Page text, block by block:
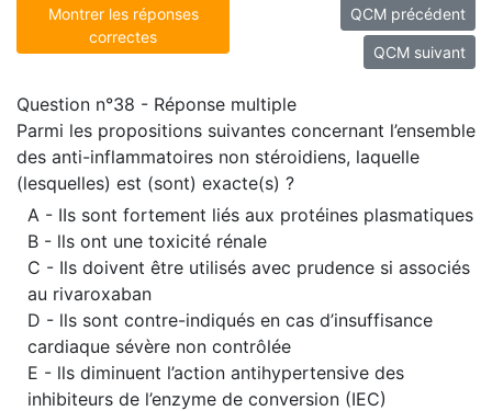
Montrer les réponses
correctes
QCM précédent
QCM suivant
Question n°38 - Réponse multiple
Parmi les propositions suivantes concernant l’ensemble
des anti-inflammatoires non stéroidiens, laquelle
(lesquelles) est (sont) exacte(s) ?
A - IIs sont fortement liés aux protéines plasmatiques
B - lls ont une toxicité rénale
C - Ils doivent être utilisés avec prudence si associés
au rivaroxaban
D - lls sont contre-indiqués en cas d’insuffisance
cardiaque sévère non contrôlée
E - lls diminuent l’action antihypertensive des
inhibiteurs de l’enzyme de conversion (IEC)